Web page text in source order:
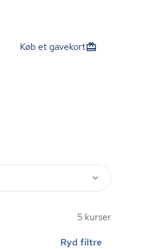
Køb et gavekort
5 kurser
Ryd filtre